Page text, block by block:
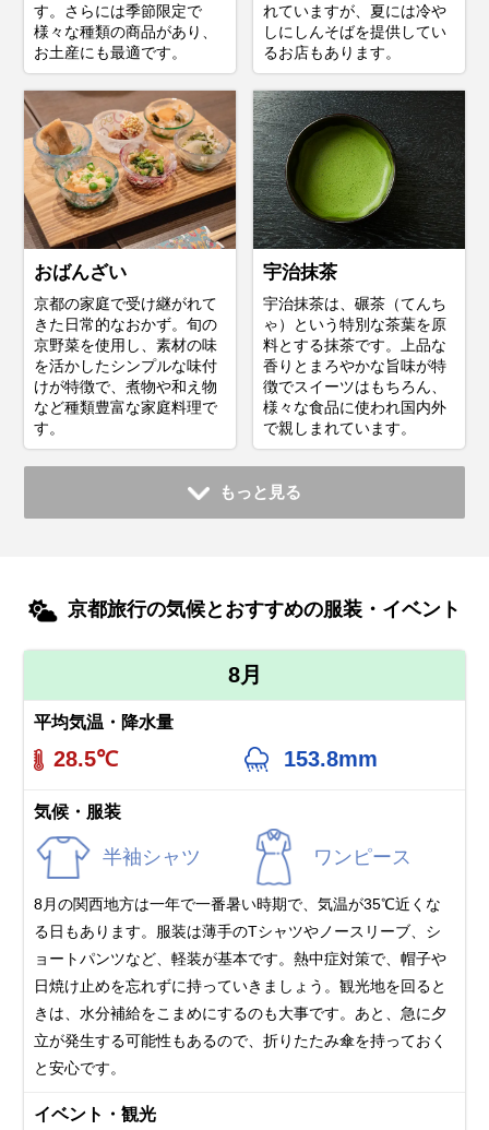
す。さらには季節限定で
様々な種類の商品があり、
お土産にも最適です。
れていますが、夏には冷や
しにしんそばを提供してい
るお店もあります。
おばんざい
京都の家庭で受け継がれて
きた日常的なおかず。旬の
京野菜を使用し、素材の味
を活かしたシンプルな味付
けが特徴で、煮物や和え物
など種類豊富な家庭料理で
す。
宇治抹茶
宇治抹茶は、碾茶（てんち
ゃ）という特別な茶葉を原
料とする抹茶です。上品な
香りとまろやかな旨味が特
徴でスイーツはもちろん、
様々な食品に使われ国内外
で親しまれています。
もっと見る
京都旅行の気候とおすすめの服装・イベント
8月
平均気温・降水量
28.5℃ 153.8mm
気候・服装
半袖シャツ ワンピース
8月の関西地方は一年で一番暑い時期で、気温が35℃近くな
る日もあります。服装は薄手のTシャツやノースリーブ、シ
ョートパンツなど、軽装が基本です。熱中症対策で、帽子や
日焼け止めを忘れずに持っていきましょう。観光地を回ると
きは、水分補給をこまめにするのも大事です。あと、急に夕
立が発生する可能性もあるので、折りたたみ傘を持っておく
と安心です。
イベント・観光